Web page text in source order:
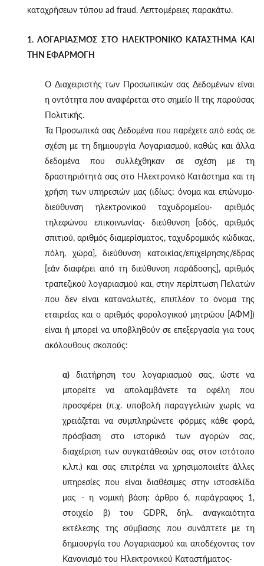
καταχρήσεων τύπου ad fraud. Λεπτομέρειες παρακάτω.
1. ΛΟΓΑΡΙΑΣΜΟΣ ΣΤΟ ΗΛΕΚΤΡΟΝΙΚΟ ΚΑΤΑΣΤΗΜΑ ΚΑΙ
ΤΗΝ ΕΦΑΡΜΟΓΗ
Ο Διαχειριστής των Προσωπικών σας Δεδομένων είναι
η οντότητα που αναφέρεται στο σημείο II της παρούσας
Πολιτικής.
Τα Προσωπικά σας Δεδομένα που παρέχετε από εσάς σε
σχέση με τη δημιουργία Λογαριασμού, καθώς και άλλα
δεδομένα που συλλέχθηκαν σε σχέση με τη
δραστηριότητά σας στο Ηλεκτρονικό Κατάστημα και τη
χρήση των υπηρεσιών μας (ιδίως: όνομα και επώνυμο·
διεύθυνση ηλεκτρονικού ταχυδρομείου· αριθμός
τηλεφώνου επικοινωνίας· διεύθυνση [οδός, αριθμός
σπιτιού, αριθμός διαμερίσματος, ταχυδρομικός κώδικας,
πόλη, χώρα], διεύθυνση κατοικίας/επιχείρησης/έδρας
[εάν διαφέρει από τη διεύθυνση παράδοσης], αριθμός
τραπεζικού λογαριασμού και, στην περίπτωση Πελατών
που δεν είναι καταναλωτές, επιπλέον το όνομα της
εταιρείας και ο αριθμός φορολογικού μητρώου [ΑΦΜ])
είναι ή μπορεί να υποβληθούν σε επεξεργασία για τους
ακόλουθους σκοπούς:
α) διατήρηση του λογαριασμού σας, ώστε να
μπορείτε να απολαμβάνετε τα οφέλη που
προσφέρει (π.χ. υποβολή παραγγελιών χωρίς να
χρειάζεται να συμπληρώνετε φόρμες κάθε φορά,
πρόσβαση στο ιστορικό των αγορών σας,
διαχείριση των συγκατάθεσών σας στον ιστότοπο
κ.λπ.) και σας επιτρέπει να χρησιμοποιείτε άλλες
υπηρεσίες που είναι διαθέσιμες στην ιστοσελίδα
μας - η νομική βάση: άρθρο 6, παράγραφος 1,
στοιχείο β) του GDPR, δηλ. αναγκαιότητα
εκτέλεσης της σύμβασης που συνάπτετε με τη
δημιουργία του Λογαριασμού και αποδέχοντας τον
Κανονισμό του Ηλεκτρονικού Καταστήματος·